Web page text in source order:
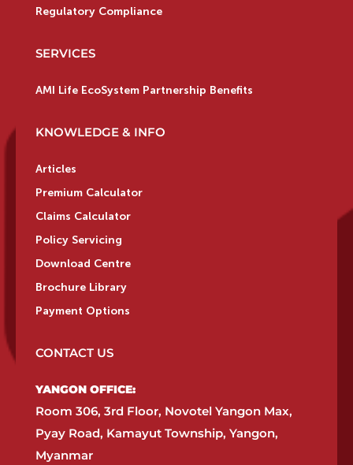
Regulatory Compliance
SERVICES
AMI Life EcoSystem Partnership Benefits
KNOWLEDGE & INFO
Articles
Premium Calculator
Claims Calculator
Policy Servicing
Download Centre
Brochure Library
Payment Options
CONTACT US
YANGON OFFICE:​
Room 306, 3rd Floor, Novotel Yangon Max,
Pyay Road, Kamayut Township, Yangon,
Myanmar​